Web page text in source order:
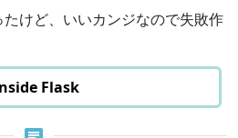
けど、いいカンジなので失敗作
Flask